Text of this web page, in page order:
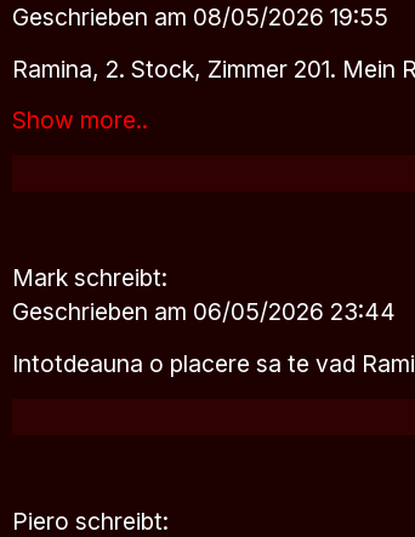
Geschrieben am 08/05/2026 19:55
Ramina, 2. Stock, Zimmer 201.
Show more..
Mark schreibt:
Geschrieben am 06/05/2026 23:44
Intotdeauna o placere sa te vad
Piero schreibt: